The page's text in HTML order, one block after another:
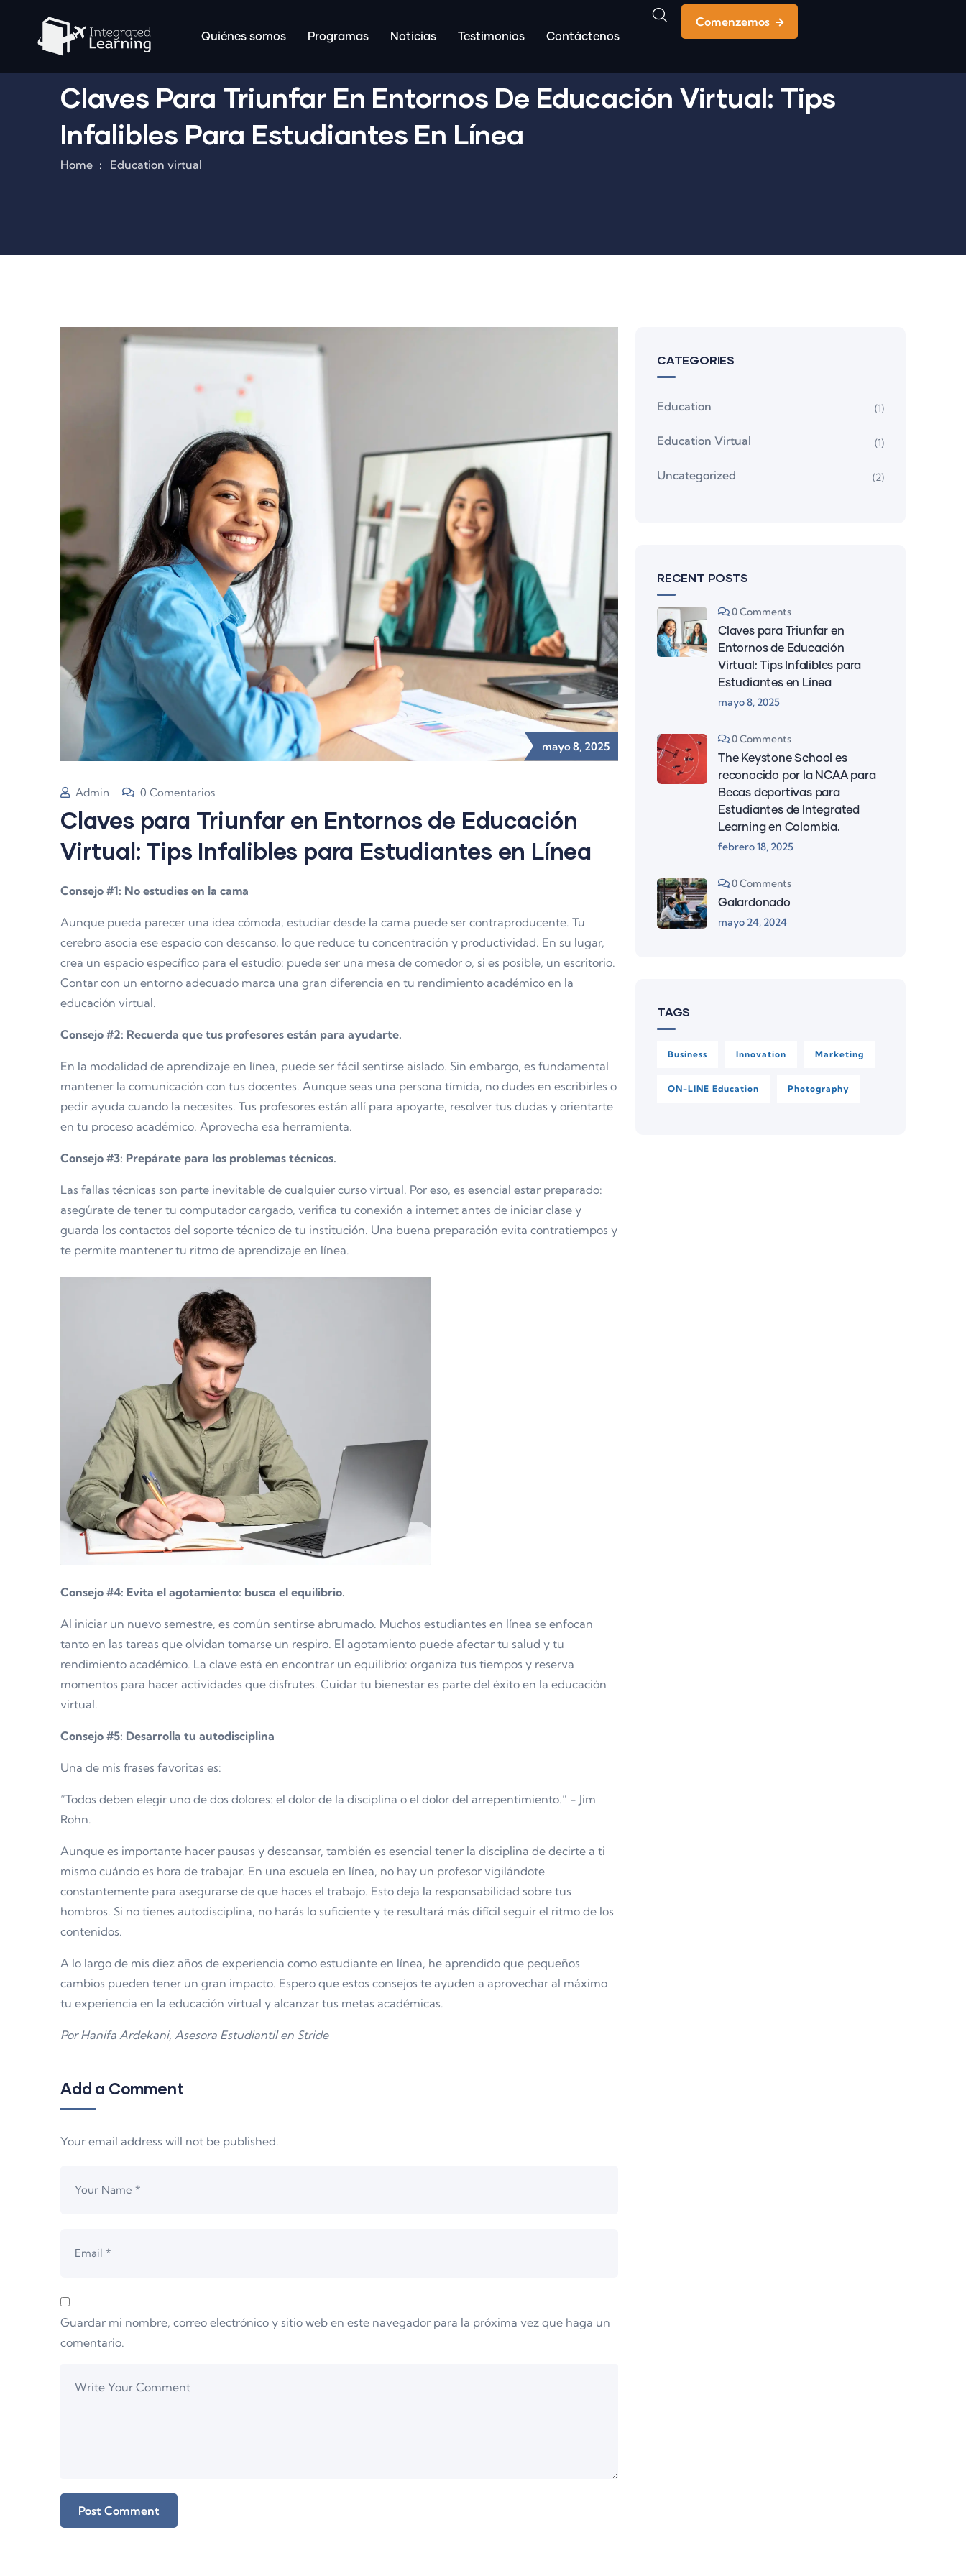
Quiénes somos Programas Noticias Testimonios Contáctenos
Comenzemos
Claves Para Triunfar En Entornos De Educación Virtual: Tips
Infalibles Para Estudiantes En Línea
Home Education virtual
mayo 8, 2025
Admin 0 Comentarios
Claves para Triunfar en Entornos de Educación
Virtual: Tips Infalibles para Estudiantes en Línea
Consejo #1: No estudies en la cama
Aunque pueda parecer una idea cómoda, estudiar desde la cama puede ser contraproducente. Tu
cerebro asocia ese espacio con descanso, lo que reduce tu concentración y productividad. En su lugar,
crea un espacio específico para el estudio: puede ser una mesa de comedor o, si es posible, un escritorio.
Contar con un entorno adecuado marca una gran diferencia en tu rendimiento académico en la
educación virtual.
Consejo #2: Recuerda que tus profesores están para ayudarte.
En la modalidad de aprendizaje en línea, puede ser fácil sentirse aislado. Sin embargo, es fundamental
mantener la comunicación con tus docentes. Aunque seas una persona tímida, no dudes en escribirles o
pedir ayuda cuando la necesites. Tus profesores están allí para apoyarte, resolver tus dudas y orientarte
en tu proceso académico. Aprovecha esa herramienta.
Consejo #3: Prepárate para los problemas técnicos.
Las fallas técnicas son parte inevitable de cualquier curso virtual. Por eso, es esencial estar preparado:
asegúrate de tener tu computador cargado, verifica tu conexión a internet antes de iniciar clase y
guarda los contactos del soporte técnico de tu institución. Una buena preparación evita contratiempos y
te permite mantener tu ritmo de aprendizaje en línea.
Consejo #4: Evita el agotamiento: busca el equilibrio.
Al iniciar un nuevo semestre, es común sentirse abrumado. Muchos estudiantes en línea se enfocan
tanto en las tareas que olvidan tomarse un respiro. El agotamiento puede afectar tu salud y tu
rendimiento académico. La clave está en encontrar un equilibrio: organiza tus tiempos y reserva
momentos para hacer actividades que disfrutes. Cuidar tu bienestar es parte del éxito en la educación
virtual.
Consejo #5: Desarrolla tu autodisciplina
Una de mis frases favoritas es:
“Todos deben elegir uno de dos dolores: el dolor de la disciplina o el dolor del arrepentimiento.” - Jim
Rohn.
Aunque es importante hacer pausas y descansar, también es esencial tener la disciplina de decirte a ti
mismo cuándo es hora de trabajar. En una escuela en línea, no hay un profesor vigilándote
constantemente para asegurarse de que haces el trabajo. Esto deja la responsabilidad sobre tus
hombros. Si no tienes autodisciplina, no harás lo suficiente y te resultará más difícil seguir el ritmo de los
contenidos.
A lo largo de mis diez años de experiencia como estudiante en línea, he aprendido que pequeños
cambios pueden tener un gran impacto. Espero que estos consejos te ayuden a aprovechar al máximo
tu experiencia en la educación virtual y alcanzar tus metas académicas.
Por Hanifa Ardekani, Asesora Estudiantil en Stride
Add a Comment
Your email address will not be published.
Guardar mi nombre, correo electrónico y sitio web en este navegador para la próxima vez que haga un
comentario.
CATEGORIES
Education (1)
Education Virtual (1)
Uncategorized (2)
RECENT POSTS
0 Comments
Claves para Triunfar en
Entornos de Educación
Virtual: Tips Infalibles para
Estudiantes en Línea
mayo 8, 2025
0 Comments
The Keystone School es
reconocido por la NCAA para
Becas deportivas para
Estudiantes de Integrated
Learning en Colombia.
febrero 18, 2025
0 Comments
Galardonado
mayo 24, 2024
TAGS
Business Innovation Marketing
ON-LINE Education Photography